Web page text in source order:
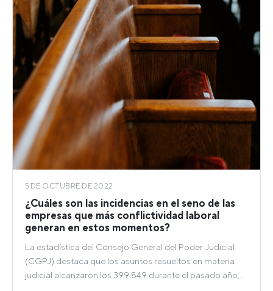
5 DE OCTUBRE DE 2022
¿Cuáles son las incidencias en el seno de las
empresas que más conflictividad laboral
generan en estos momentos?
La estadística del Consejo General del Poder Judicial
(CGPJ) destaca que los asuntos resueltos en materia
judicial alcanzaron los 399.849 durante el pasado año,…